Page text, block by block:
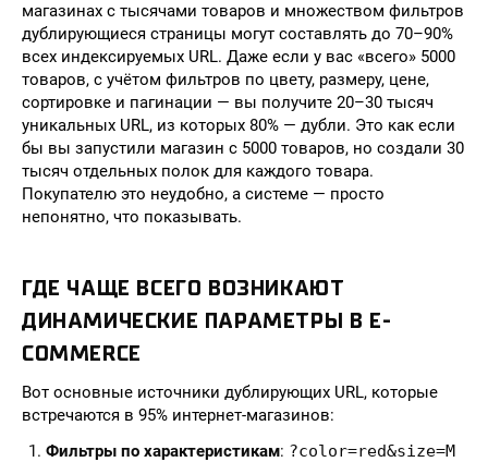
магазинах с тысячами товаров и множеством фильтров
дублирующиеся страницы могут составлять до 70–90%
всех индексируемых URL. Даже если у вас «всего» 5000
товаров, с учётом фильтров по цвету, размеру, цене,
сортировке и пагинации — вы получите 20–30 тысяч
уникальных URL, из которых 80% — дубли. Это как если
бы вы запустили магазин с 5000 товаров, но создали 30
тысяч отдельных полок для каждого товара.
Покупателю это неудобно, а системе — просто
непонятно, что показывать.
ГДЕ ЧАЩЕ ВСЕГО ВОЗНИКАЮТ
ДИНАМИЧЕСКИЕ ПАРАМЕТРЫ В E-
COMMERCE
Вот основные источники дублирующих URL, которые
встречаются в 95% интернет-магазинов:
Фильтры по характеристикам: ?color=red&size=M